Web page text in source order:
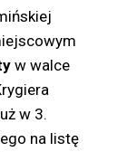
w walce
w 3.
na listę